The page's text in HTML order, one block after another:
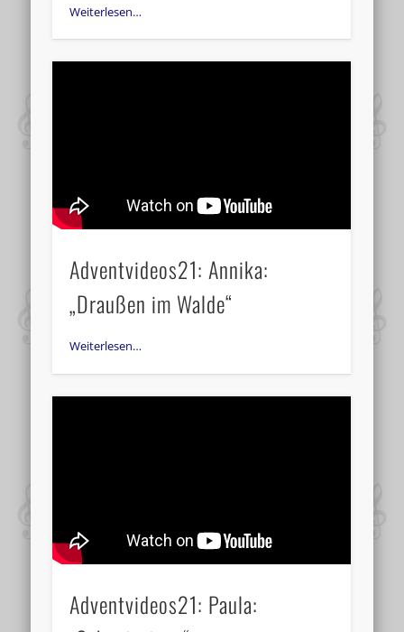
Weiterlesen…
Adventvideos21: Annika:
„Draußen im Walde“
Weiterlesen…
Adventvideos21: Paula: